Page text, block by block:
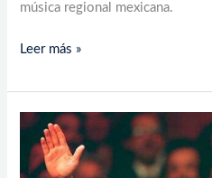
música regional mexicana.
Leer más »
30
años
después